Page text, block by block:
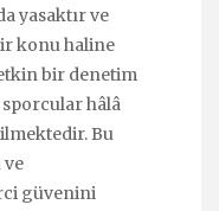
yasaktır ve
konu haline
bir denetim
sporcular hâlâ
Bu
ve
güvenini